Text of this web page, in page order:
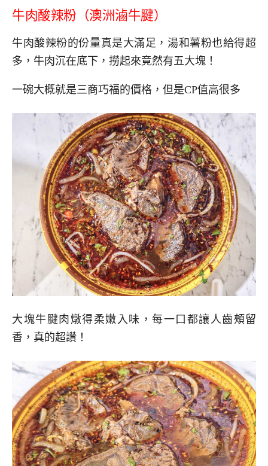
牛肉酸辣粉（澳洲滷牛腱）
牛肉酸辣粉的份量真是大滿足，湯和薯粉也給得超
多，牛肉沉在底下，撈起來竟然有五大塊！
一碗大概就是三商巧福的價格，但是CP值高很多
大塊牛腱肉燉得柔嫩入味，每一口都讓人齒頰留
香，真的超讚！